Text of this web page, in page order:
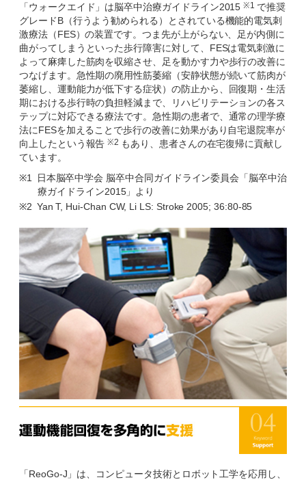
「ウォークエイド」は脳卒中治療ガイドライン2015 ※1
で推奨
グレードB（行うよう勧められる）とされている機能的電気刺
激療法（FES）の装置です。つま先が上がらない、足が内側に
曲がってしまうといった歩行障害に対して、FESは電気刺激に
よって麻痺した筋肉を収縮させ、足を動かす力や歩行の改善に
つなげます。急性期の廃用性筋萎縮（安静状態が続いて筋肉が
萎縮し、運動能力が低下する症状）の防止から、回復期・生活
期における歩行時の負担軽減まで、リハビリテーションの各ス
テップに対応できる療法です。急性期の患者で、通常の理学療
法にFESを加えることで歩行の改善に効果があり自宅退院率が
向上したという報告 ※2 もあり、患者さんの在宅復帰に貢献し
ています。
※1
日本脳卒中学会 脳卒中合同ガイドライン委員会「脳卒中治
療ガイドライン2015」より
※2 Yan T, Hui-Chan CW, Li LS: Stroke 2005; 36:80-85
「ReoGo-J」は、コンピュータ技術とロボット工学を応用し、